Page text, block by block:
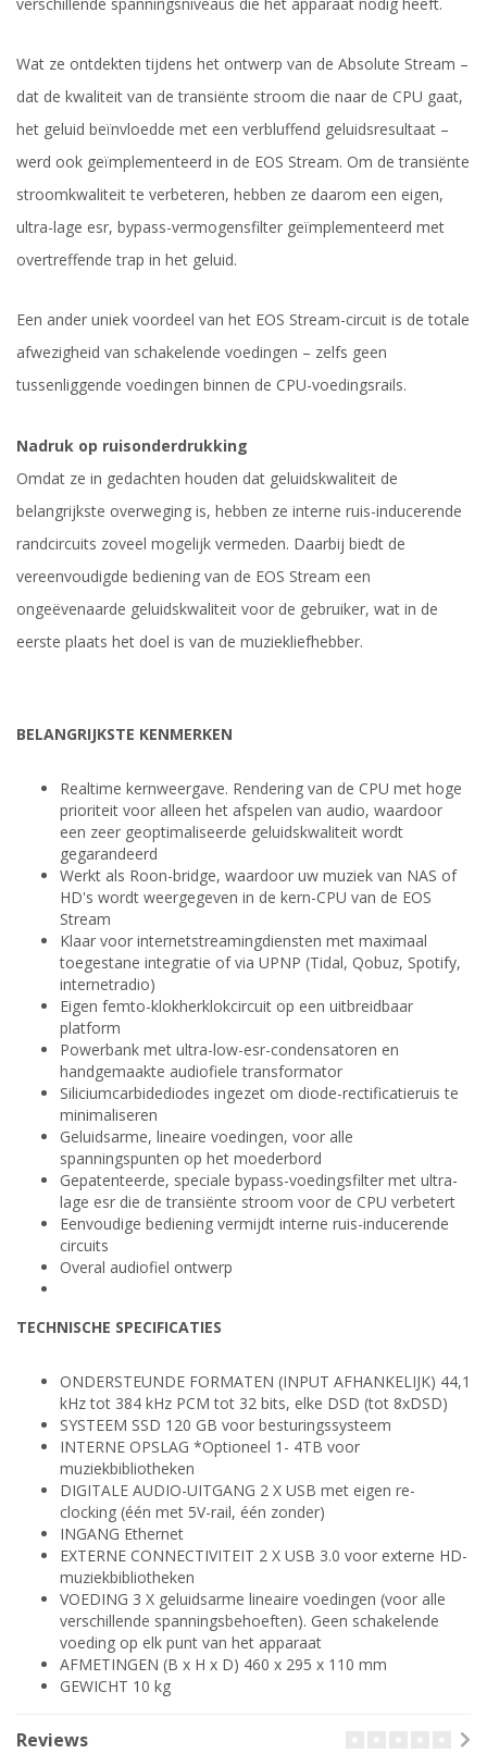
Wat ze ontdekten tijdens het ontwerp van de Absolute Stream –
dat de kwaliteit van de transiënte stroom die naar de CPU gaat,
het geluid beïnvloedde met een verbluffend geluidsresultaat –
werd ook geïmplementeerd in de EOS Stream. Om de transiënte
stroomkwaliteit te verbeteren, hebben ze daarom een eigen,
ultra-lage esr, bypass-vermogensfilter geïmplementeerd met
overtreffende trap in het geluid.
Een ander uniek voordeel van het EOS Stream-circuit is de totale
afwezigheid van schakelende voedingen – zelfs geen
tussenliggende voedingen binnen de CPU-voedingsrails.
Nadruk op ruisonderdrukking
Omdat ze in gedachten houden dat geluidskwaliteit de
belangrijkste overweging is, hebben ze interne ruis-inducerende
randcircuits zoveel mogelijk vermeden. Daarbij biedt de
vereenvoudigde bediening van de EOS Stream een
ongeëvenaarde geluidskwaliteit voor de gebruiker, wat in de
eerste plaats het doel is van de muziekliefhebber.
BELANGRIJKSTE KENMERKEN
Realtime kernweergave. Rendering van de CPU met hoge
prioriteit voor alleen het afspelen van audio, waardoor
een zeer geoptimaliseerde geluidskwaliteit wordt
gegarandeerd
Werkt als Roon-bridge, waardoor uw muziek van NAS of
HD's wordt weergegeven in de kern-CPU van de EOS
Stream
Klaar voor internetstreamingdiensten met maximaal
toegestane integratie of via UPNP (Tidal, Qobuz, Spotify,
internetradio)
Eigen femto-klokherklokcircuit op een uitbreidbaar
platform
Powerbank met ultra-low-esr-condensatoren en
handgemaakte audiofiele transformator
Siliciumcarbidediodes ingezet om diode-rectificatieruis te
minimaliseren
Geluidsarme, lineaire voedingen, voor alle
spanningspunten op het moederbord
Gepatenteerde, speciale bypass-voedingsfilter met ultra-
lage esr die de transiënte stroom voor de CPU verbetert
Eenvoudige bediening vermijdt interne ruis-inducerende
circuits
Overal audiofiel ontwerp
TECHNISCHE SPECIFICATIES
ONDERSTEUNDE FORMATEN (INPUT AFHANKELIJK) 44,1
kHz tot 384 kHz PCM tot 32 bits, elke DSD (tot 8xDSD)
SYSTEEM SSD 120 GB voor besturingssysteem
INTERNE OPSLAG *Optioneel 1- 4TB voor
muziekbibliotheken
DIGITALE AUDIO-UITGANG 2 X USB met eigen re-
clocking (één met 5V-rail, één zonder)
INGANG Ethernet
EXTERNE CONNECTIVITEIT 2 X USB 3.0 voor externe HD-
muziekbibliotheken
VOEDING 3 X geluidsarme lineaire voedingen (voor alle
verschillende spanningsbehoeften). Geen schakelende
voeding op elk punt van het apparaat
AFMETINGEN (B x H x D) 460 x 295 x 110 mm
GEWICHT 10 kg
Reviews